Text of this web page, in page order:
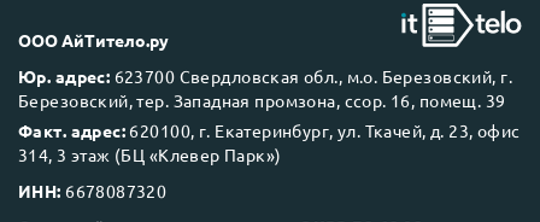
Next Business Day (NBD)
ООО АйТитело.ру
Юр. адрес: 623700 Свердловская обл., м.о. Березовский, г.
Березовский, тер. Западная промзона, ссор. 16, помещ. 39
Факт. адрес: 620100, г. Екатеринбург, ул. Ткачей, д. 23, офис
314, 3 этаж (БЦ «Клевер Парк»)
ИНН: 6678087320